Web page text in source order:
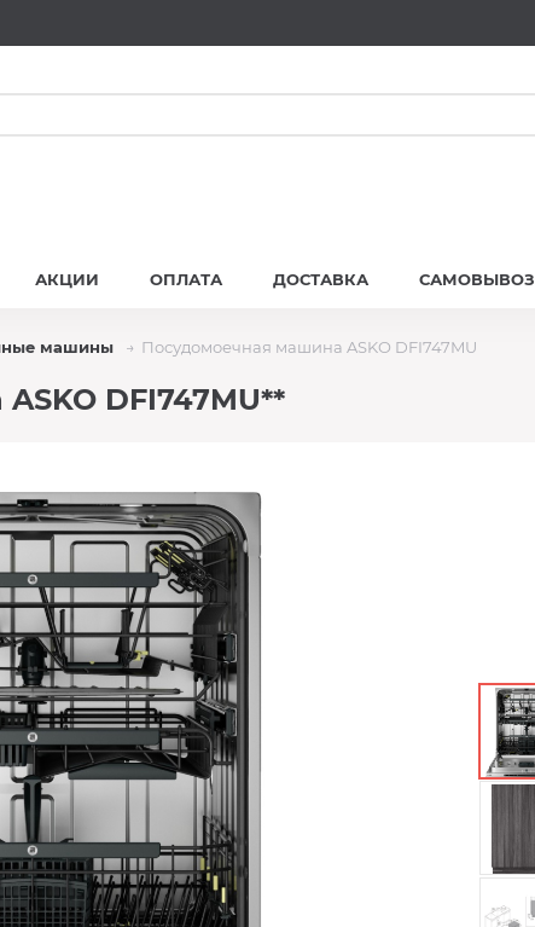
АКЦИИ ОПЛАТА ДОСТАВКА САМОВЫВОЗ
машины Посудомоечная машина ASKO DFI747MU
DFI747MU**